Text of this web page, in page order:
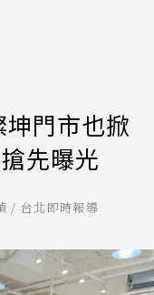
門市也掀
先曝光
/ 台北即時報導